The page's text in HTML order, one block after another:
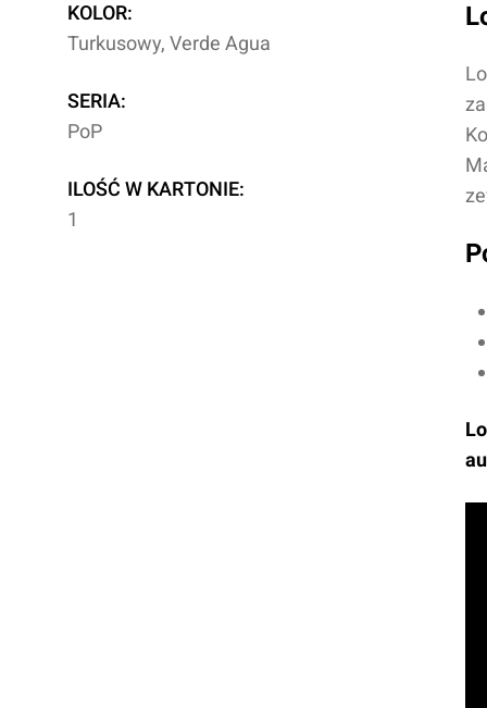
KOLOR:
Turkusowy, Verde Agua
SERIA:
PoP
ILOŚĆ W KARTONIE:
1